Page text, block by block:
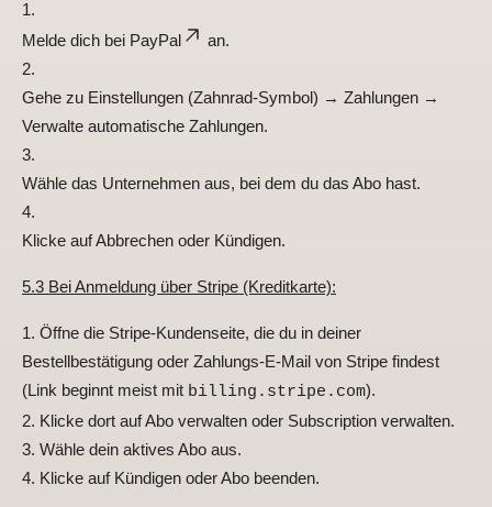
Melde dich bei PayPal an.
Gehe zu Einstellungen (Zahnrad-Symbol) → Zahlungen →
Verwalte automatische Zahlungen.
Wähle das Unternehmen aus, bei dem du das Abo hast.
Klicke auf Abbrechen oder Kündigen.
5.3 Bei Anmeldung über Stripe (Kreditkarte):
Öffne die Stripe-Kundenseite, die du in deiner
Bestellbestätigung oder Zahlungs-E-Mail von Stripe findest
(Link beginnt meist mit billing.stripe.com).
Klicke dort auf Abo verwalten oder Subscription verwalten.
Wähle dein aktives Abo aus.
Klicke auf Kündigen oder Abo beenden.